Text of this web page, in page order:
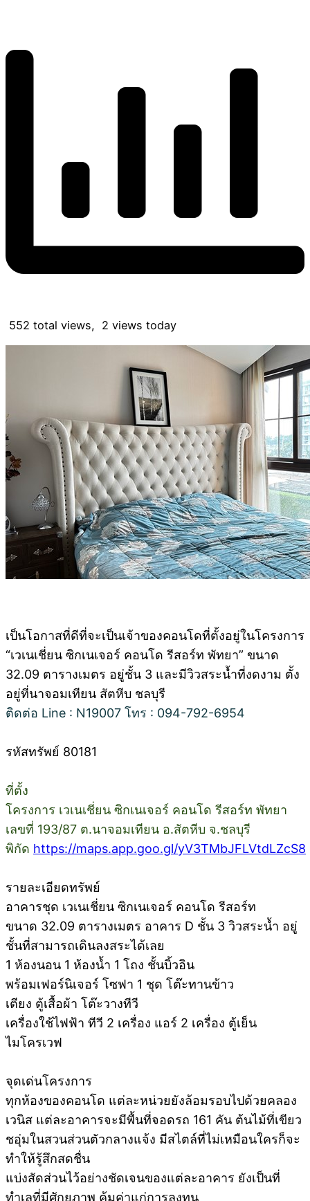
552 total views, 2 views today
เป็นโอกาสที่ดีที่จะเป็นเจ้าของคอนโดที่ตั้งอยู่ในโครงการ
“เวเนเชี่ยน ซิกเนเจอร์ คอนโด รีสอร์ท พัทยา” ขนาด
32.09 ตารางเมตร อยู่ชั้น 3 และมีวิวสระน้ำที่งดงาม ตั้ง
อยู่ที่นาจอมเทียน สัตหีบ ชลบุรี
ติดต่อ Line : N19007 โทร : 094-792-6954
รหัสทรัพย์ 80181
ที่ตั้ง
โครงการ เวเนเชี่ยน ซิกเนเจอร์ คอนโด รีสอร์ท พัทยา
เลขที่ 193/87 ต.นาจอมเทียน อ.สัตหีบ จ.ชลบุรี
พิกัด https://maps.app.goo.gl/yV3TMbJFLVtdLZcS8
รายละเอียดทรัพย์
อาคารชุด เวเนเชี่ยน ซิกเนเจอร์ คอนโด รีสอร์ท
ขนาด 32.09 ตารางเมตร อาคาร D ชั้น 3 วิวสระน้ำ อยู่
ชั้นที่สามารถเดินลงสระได้เลย
1 ห้องนอน 1 ห้องน้ำ 1 โถง ชั้นบิ้วอิน
พร้อมเฟอร์นิเจอร์ โซฟา 1 ชุด โต๊ะทานข้าว
เตียง ตู้เสื้อผ้า โต๊ะวางทีวี
เครื่องใช้ไฟฟ้า ทีวี 2 เครื่อง แอร์ 2 เครื่อง ตู้เย็น
ไมโครเวฟ
จุดเด่นโครงการ
ทุกห้องของคอนโด แต่ละหน่วยยังล้อมรอบไปด้วยคลอง
เวนิส แต่ละอาคารจะมีพื้นที่จอดรถ 161 คัน ต้นไม้ที่เขียว
ชอุ่มในสวนส่วนตัวกลางแจ้ง มีสไตล์ที่ไม่เหมือนใครก็จะ
ทำให้รู้สึกสดชื่น
แบ่งสัดส่วนไว้อย่างชัดเจนของแต่ละอาคาร ยังเป็นที่
ทำเลที่มีศักยภาพ คุ้มค่าแก่การลงทุน